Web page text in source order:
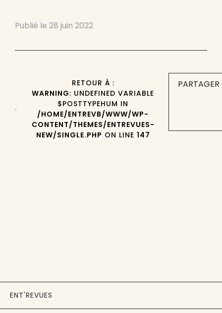
Publié le 28 juin 2022
RETOUR À :
WARNING: UNDEFINED VARIABLE
$POSTTYPEHUM IN
/HOME/ENTREVB/WWW/WP-
CONTENT/THEMES/ENTREVUES-
NEW/SINGLE.PHP ON LINE 147
ENT'REVUES